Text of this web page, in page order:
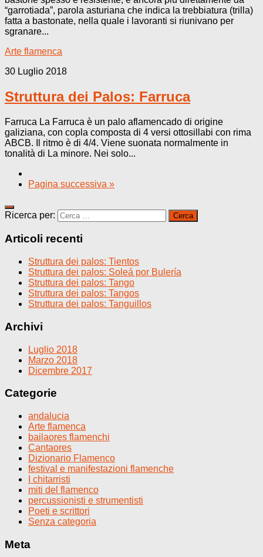
“garrotiada”, parola asturiana che indica la trebbiatura (trilla)
fatta a bastonate, nella quale i lavoranti si riunivano per
sgranare...
Arte flamenca
30 Luglio 2018
Struttura dei Palos: Farruca
Farruca La Farruca è un palo aflamencado di origine
galiziana, con copla composta di 4 versi ottosillabi con rima
ABCB. Il ritmo è di 4/4. Viene suonata normalmente in
tonalità di La minore. Nei solo...
Pagina successiva »
Ricerca per:
Articoli recenti
Struttura dei palos: Tientos
Struttura dei palos: Soleá por Bulería
Struttura dei palos: Tango
Struttura dei palos: Tangos
Struttura dei palos: Tanguillos
Archivi
Luglio 2018
Marzo 2018
Dicembre 2017
Categorie
andalucia
Arte flamenca
bailaores flamenchi
Cantaores
Dizionario Flamenco
festival e manifestazioni flamenche
I chitarristi
miti del flamenco
percussionisti e strumentisti
Poeti e scrittori
Senza categoria
Meta